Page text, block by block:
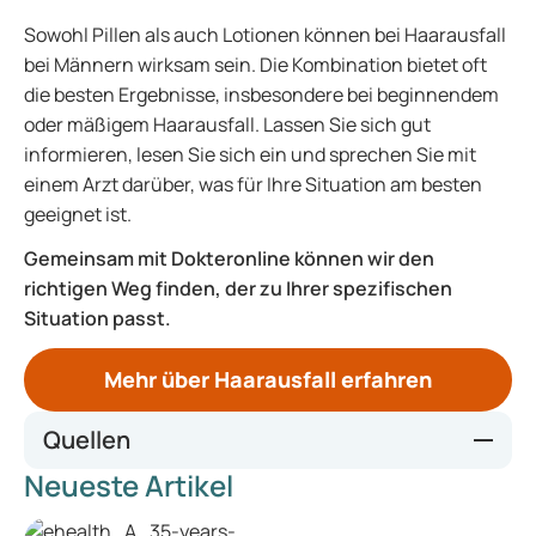
Sowohl Pillen als auch Lotionen können bei Haarausfall
bei Männern wirksam sein. Die Kombination bietet oft
die besten Ergebnisse, insbesondere bei beginnendem
oder mäßigem Haarausfall. Lassen Sie sich gut
informieren, lesen Sie sich ein und sprechen Sie mit
einem Arzt darüber, was für Ihre Situation am besten
geeignet ist.
Gemeinsam mit Dokteronline können wir den
richtigen Weg finden, der zu Ihrer spezifischen
Situation passt.
Mehr über Haarausfall erfahren
Quellen
Comparative Efficacy of Topical Finasteride (0.25%) in
Combination with Minoxidil (5%) Against 5% Minoxidil or
Neueste Artikel